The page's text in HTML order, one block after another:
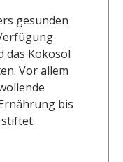
gesunden
das Kokosöl
Vor allem
bis